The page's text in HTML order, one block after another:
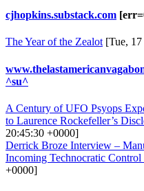
cjhopkins.substack.com
The Year of the Zealot [Tue,
^su^
A Century of UFO Psyops
to Laurence Rockefeller’s
20:45:30 +0000]
Derrick Broze Interview –
Incoming Technocratic Control
+0000]